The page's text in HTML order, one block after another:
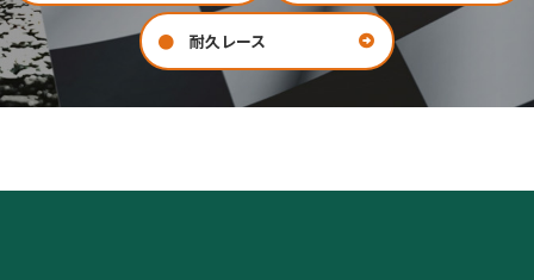
耐久レース
お問い合わせ
会社案内